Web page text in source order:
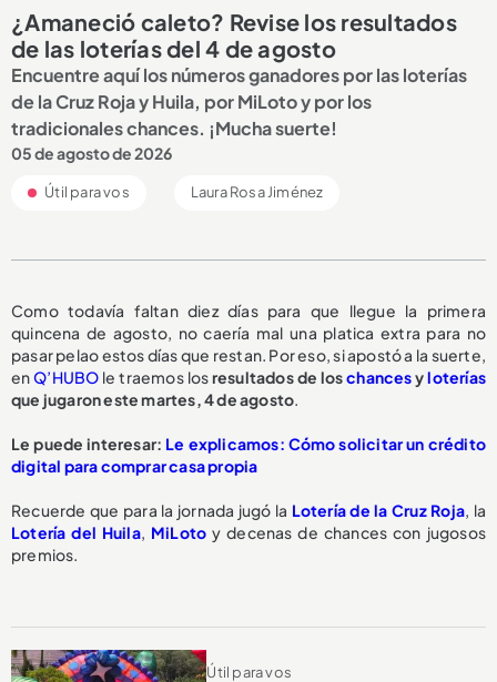
¿Amaneció caleto? Revise los resultados
de las loterías del 4 de agosto
Encuentre aquí los números ganadores por las loterías
de la Cruz Roja y Huila, por MiLoto y por los
tradicionales chances. ¡Mucha suerte!
05 de agosto de 2026
Útil para vos Laura Rosa Jiménez
Como todavía faltan diez días para que llegue la primera
quincena de agosto, no caería mal una platica extra para no
pasar pelao estos días que restan. Por eso, si apostó a la suerte,
enQ’HUBO le traemos losresultados de loschancesyloterías
que jugaron este martes, 4 de agosto.
Le puede interesar: Le explicamos: Cómo solicitar un crédito
digital para comprar casa propia
Recuerde que para la jornada jugó la Lotería de la Cruz Roja, la
Lotería del Huila, MiLoto y decenas de chances con jugosos
premios.
Útil para vos